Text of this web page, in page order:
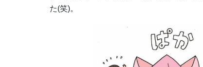
た(笑)。